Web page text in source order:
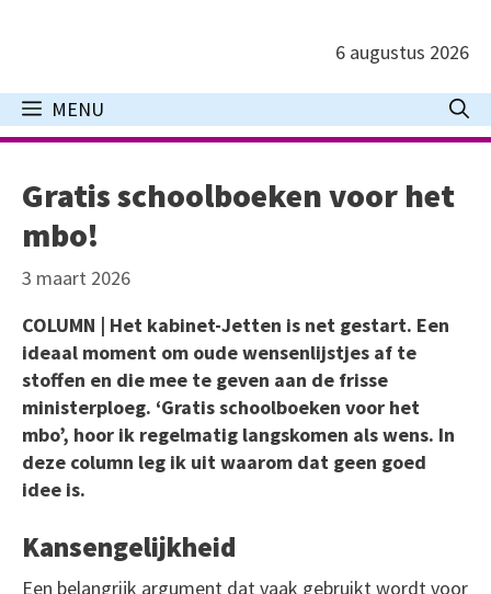
inhoud
6 augustus 2026
MENU
Gratis schoolboeken voor het
mbo!
3 maart 2026
COLUMN | Het kabinet-Jetten is net gestart. Een
ideaal moment om oude wensenlijstjes af te
stoffen en die mee te geven aan de frisse
ministerploeg. ‘Gratis schoolboeken voor het
mbo’, hoor ik regelmatig langskomen als wens. In
deze column leg ik uit waarom dat geen goed
idee is.
Kansengelijkheid
Een belangrijk argument dat vaak gebruikt wordt voor